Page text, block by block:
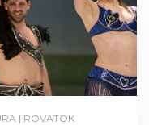
| ROVATOK